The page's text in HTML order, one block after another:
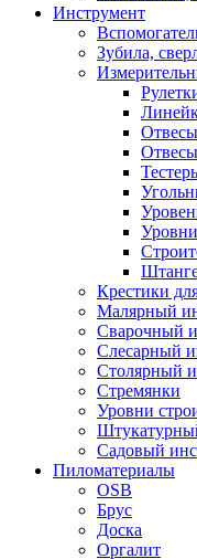
Инструмент
Зубила,
Отвесы
Крестики
Малярный
Сварочный
Слесарный
Столярный
Стремянки
Уровни
Садовый
Пиломатериалы
OSB
Брус
Доска
Оргалит